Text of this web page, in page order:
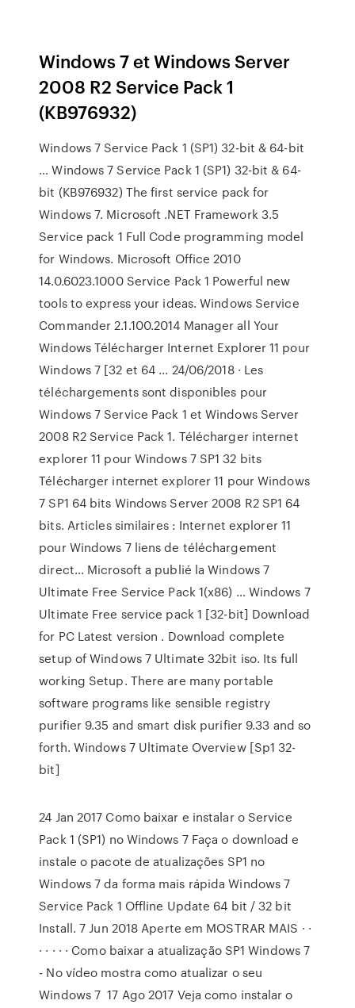
Windows 7 et Windows Server
2008 R2 Service Pack 1
(KB976932)
Windows 7 Service Pack 1 (SP1) 32-bit & 64-bit
… Windows 7 Service Pack 1 (SP1) 32-bit & 64-
bit (KB976932) The first service pack for
Windows 7. Microsoft .NET Framework 3.5
Service pack 1 Full Code programming model
for Windows. Microsoft Office 2010
14.0.6023.1000 Service Pack 1 Powerful new
tools to express your ideas. Windows Service
Commander 2.1.100.2014 Manager all Your
Windows Télécharger Internet Explorer 11 pour
Windows 7 [32 et 64 ... 24/06/2018 · Les
téléchargements sont disponibles pour
Windows 7 Service Pack 1 et Windows Server
2008 R2 Service Pack 1. Télécharger internet
explorer 11 pour Windows 7 SP1 32 bits
Télécharger internet explorer 11 pour Windows
7 SP1 64 bits Windows Server 2008 R2 SP1 64
bits. Articles similaires : Internet explorer 11
pour Windows 7 liens de téléchargement
direct… Microsoft a publié la Windows 7
Ultimate Free Service Pack 1(x86) … Windows 7
Ultimate Free service pack 1 [32-bit] Download
for PC Latest version . Download complete
setup of Windows 7 Ultimate 32bit iso. Its full
working Setup. There are many portable
software programs like sensible registry
purifier 9.35 and smart disk purifier 9.33 and so
forth. Windows 7 Ultimate Overview [Sp1 32-
bit]
24 Jan 2017 Como baixar e instalar o Service
Pack 1 (SP1) no Windows 7 Faça o download e
instale o pacote de atualizações SP1 no
Windows 7 da forma mais rápida Windows 7
Service Pack 1 Offline Update 64 bit / 32 bit
Install. 7 Jun 2018 Aperte em MOSTRAR MAIS · ·
· · · · · Como baixar a atualização SP1 Windows 7
- No vídeo mostra como atualizar o seu
Windows 7 17 Ago 2017 Veja como instalar o